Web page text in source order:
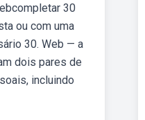
30
ou com uma
30. Web — a
dois pares de
incluindo